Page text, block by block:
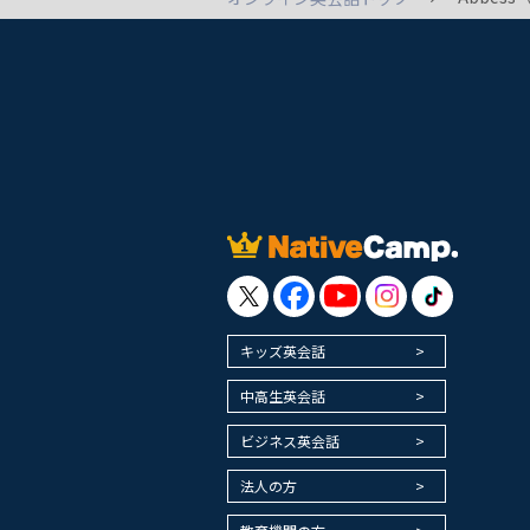
キッズ英会話
中高生英会話
ビジネス英会話
法人の方